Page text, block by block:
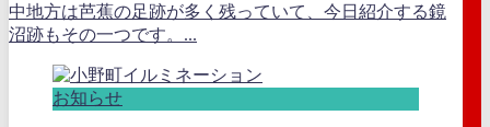
中地方は芭蕉の足跡が多く残っていて、今日紹介する鏡
沼跡もその一つです。...
お知らせ